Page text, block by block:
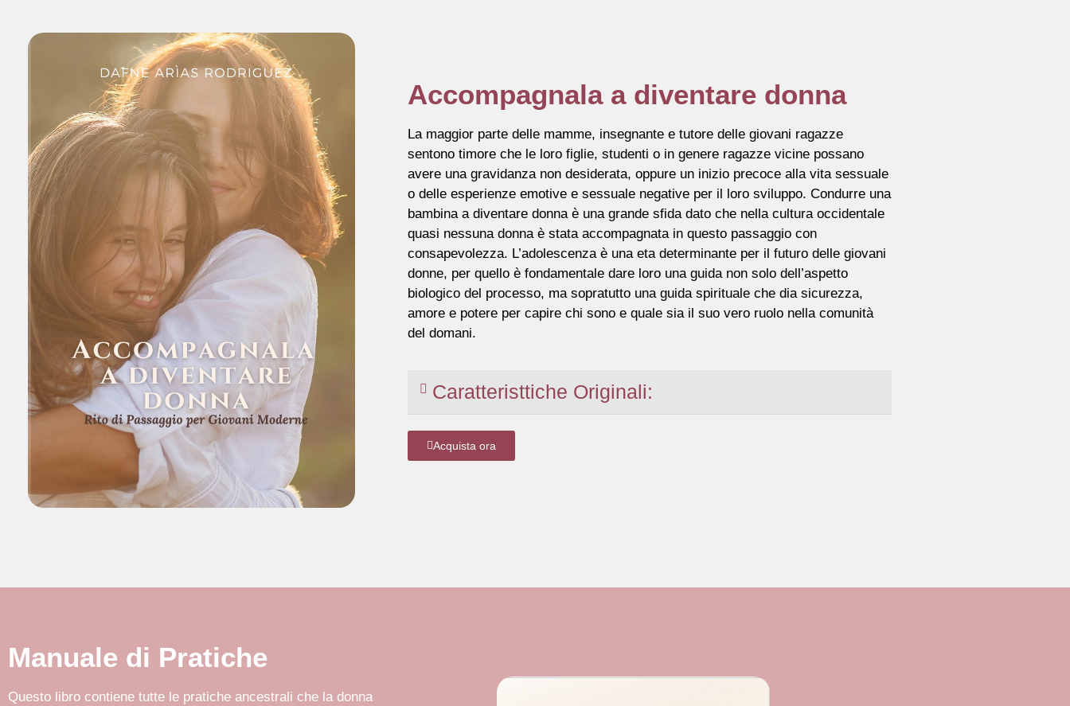
Accompagnala a diventare donna
La maggior parte delle mamme, insegnante e tutore delle giovani ragazze
sentono timore che le loro figlie, studenti o in genere ragazze vicine possano
avere una gravidanza non desiderata, oppure un inizio precoce alla vita sessuale
o delle esperienze emotive e sessuale negative per il loro sviluppo. Condurre una
bambina a diventare donna è una grande sfida dato che nella cultura occidentale
quasi nessuna donna è stata accompagnata in questo passaggio con
consapevolezza. L’adolescenza è una eta determinante per il futuro delle giovani
donne, per quello è fondamentale dare loro una guida non solo dell’aspetto
biologico del processo, ma sopratutto una guida spirituale che dia sicurezza,
amore e potere per capire chi sono e quale sia il suo vero ruolo nella comunità
del domani.
Caratteristtiche Originali:
Acquista ora
Manuale di Pratiche
Questo libro contiene tutte le pratiche ancestrali che la donna